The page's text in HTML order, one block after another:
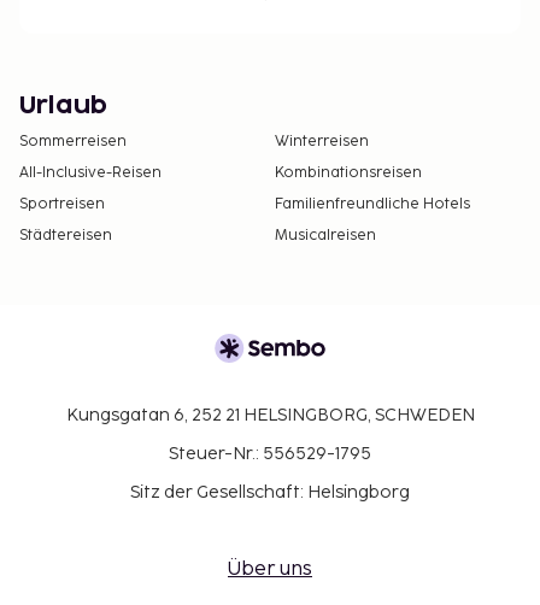
Urlaub
Sommerreisen
Winterreisen
All-Inclusive-Reisen
Kombinationsreisen
Sportreisen
Familienfreundliche Hotels
Städtereisen
Musicalreisen
Kungsgatan 6, 252 21 HELSINGBORG, SCHWEDEN
Steuer-Nr.: 556529-1795
Sitz der Gesellschaft: Helsingborg
Über uns